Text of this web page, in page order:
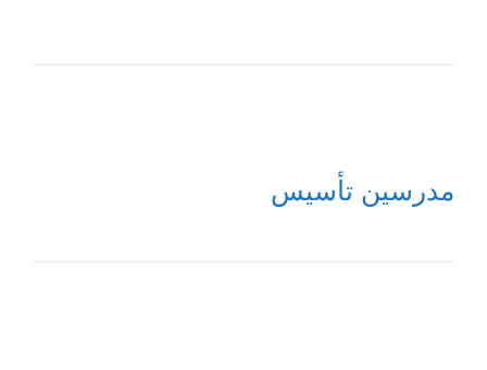
مدرسين تأسيس